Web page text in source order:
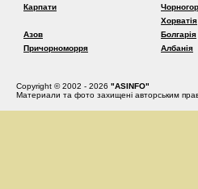
Карпати
Азов
Причорноморря
Хорватія
Болгарія
Албанія
Copyright © 2002 - 2026 "ASINFO"
Материали та фото захищені авторським